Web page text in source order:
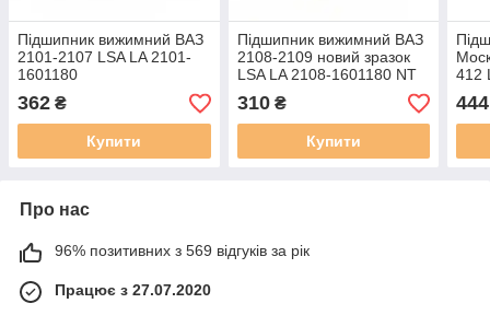
Підшипник вижимний ВАЗ
2101-2107 LSA LA 2101-
1601180
362 ₴
Купити
Підшипник вижимний ВАЗ
2108-2109 новий зразок
LSA LA 2108-1601180 NT
310₴
Купити
412
444
Про нас
96% позитивних з 569 відгуків за рік
Працює з 27.07.2020